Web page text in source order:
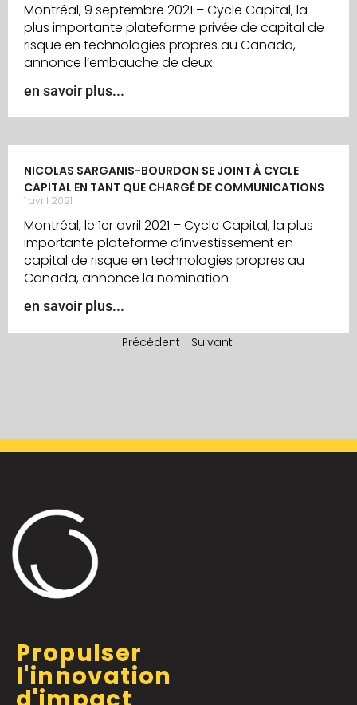
Montréal, 9 septembre 2021 – Cycle Capital, la
plus importante plateforme privée de capital de
risque en technologies propres au Canada,
annonce l’embauche de deux
en savoir plus...
NICOLAS SARGANIS-BOURDON SE JOINT À CYCLE
CAPITAL EN TANT QUE CHARGÉ DE COMMUNICATIONS
1 avril 2021
Montréal, le 1er avril 2021 – Cycle Capital, la plus
importante plateforme d’investissement en
capital de risque en technologies propres au
Canada, annonce la nomination
en savoir plus...
Précédent Suivant
Propulser
l'innovation